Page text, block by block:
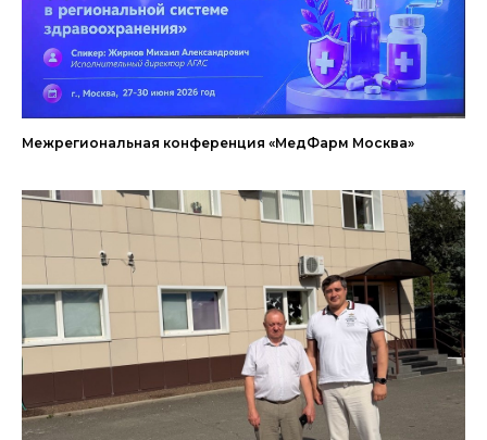
Межрегиональная конференция «МедФарм Москва»